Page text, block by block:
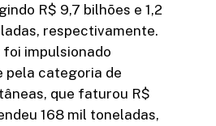
R$ 9,7 bilhões e 1,2
respectivamente.
impulsionado
pela categoria de
que faturou R$
168 mil toneladas,